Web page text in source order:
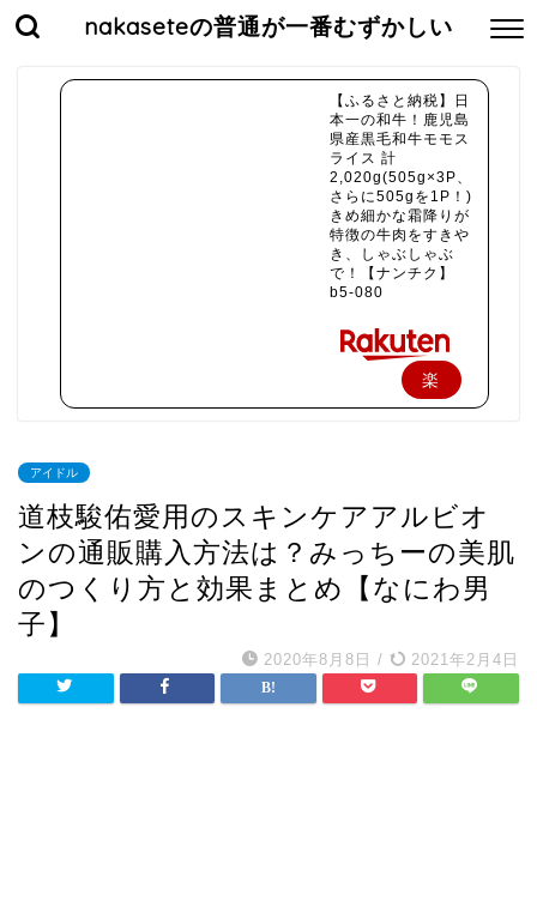
nakaseteの普通が一番むずかしい
【ふるさと納税】日
本一の和牛！鹿児島
県産黒毛和牛モモス
ライス 計
2,020g(505g×3P、
さらに505gを1P！)
きめ細かな霜降りが
特徴の牛肉をすきや
き、しゃぶしゃぶ
で！【ナンチク】
b5-080
楽
入
アイドル
道枝駿佑愛用のスキンケアアルビオ
ンの通販購入方法は？みっちーの美肌
のつくり方と効果まとめ【なにわ男
子】
2020年8月8日 / 2021年2月4日